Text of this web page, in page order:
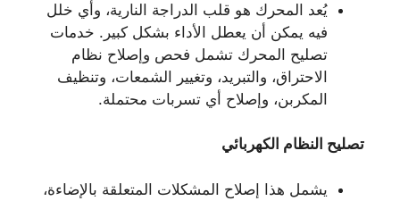
يُعد المحرك هو قلب الدراجة النارية، وأي خلل
فيه يمكن أن يعطل الأداء بشكل كبير. خدمات
تصليح المحرك تشمل فحص وإصلاح نظام
الاحتراق، والتبريد، وتغيير الشمعات، وتنظيف
المكربن، وإصلاح أي تسربات محتملة.
تصليح النظام الكهربائي
يشمل هذا إصلاح المشكلات المتعلقة بالإضاءة،